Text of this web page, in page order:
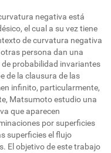
negativa está
el cual a su vez tiene
de curvatura negativa
persona dan una
probabilidad invariantes
de la clausura de las
infinito, particularmente,
Matsumoto estudio una
que aparecen
por superficies
superficies el flujo
El objetivo de este trabajo